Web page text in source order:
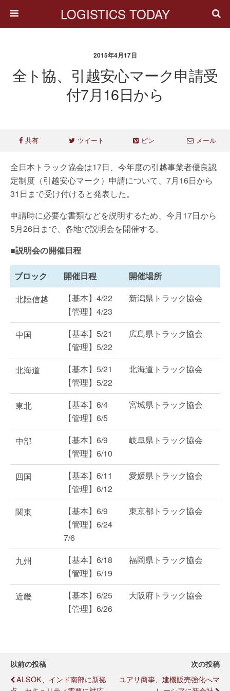
LOGISTICS TODAY
2015年4月17日
全ト協、引越安心マーク申請受
付7月16日から
共有 ツイート ピン メール
全日本トラック協会は17日、今年度の引越事業者優良認
定制度（引越安心マーク）申請について、7月16日から
31日まで受け付けると発表した。
申請時に必要な書類などを説明するため、今月17日から
5月26日まで、各地で説明会を開催する。
■説明会の開催日程
ブロック 開催日程
開催場所
北陸信越
【基本】4/22
【管理】4/23
新潟県トラック協会
中国
【基本】5/21
【管理】5/22
広島県トラック協会
北海道
【基本】5/21
【管理】5/22
北海道トラック協会
東北
【基本】6/4
【管理】6/5
宮城県トラック協会
中部
【基本】6/9
【管理】6/10
岐阜県トラック協会
四国
【基本】6/11
【管理】6/12
愛媛県トラック協会
関東
【基本】6/9
【管理】6/24
7/6
東京都トラック協会
九州
【基本】6/18
【管理】6/19
福岡県トラック協会
近畿
【基本】6/25
【管理】6/26
大阪府トラック協会
以前の投稿
ALSOK、インド南部に新拠
次の投稿
ユアサ商事、建機販売強化へマ